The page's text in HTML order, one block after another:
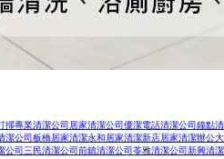
掃專業清潔公司 居家清潔公司優潔電話清潔公司鐘點
潔公司板橋居家清潔永和居家清潔新店居家清潔辦公
公司 三民清潔公司前鎮清潔公司苓雅清潔公司新興清